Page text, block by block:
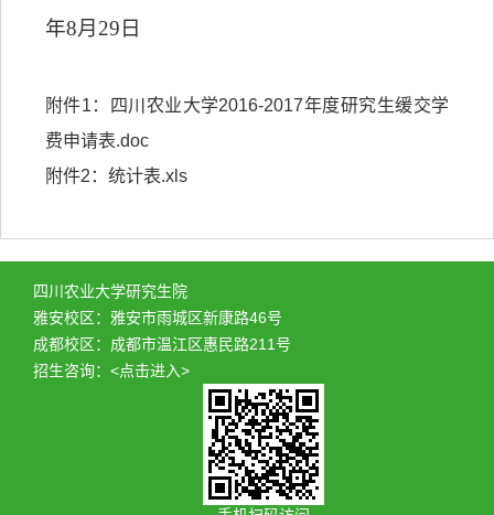
年8月 29 日
附件1：
四川农业大学2016-2017年度研究生缓交学
费申请表.doc
附件2： 统计表.xls
四川农业大学研究生院
雅安校区：雅安市雨城区新康路46号
成都校区：成都市温江区惠民路211号
招生咨询： <点击进入>